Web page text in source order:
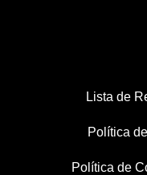
Lista de
Política
Política de